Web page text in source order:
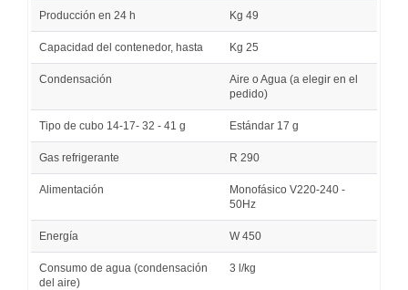
Producción en 24 h Kg 49
Capacidad del contenedor, hasta Kg 25
Condensación
Aire o Agua (a elegir en el
pedido)
Tipo de cubo 14-17- 32 - 41 g Estándar 17 g
Gas refrigerante R 290
Alimentación
Monofásico V220-240 -
50Hz
Energía W 450
Consumo de agua (condensación
del aire)
3 l/kg